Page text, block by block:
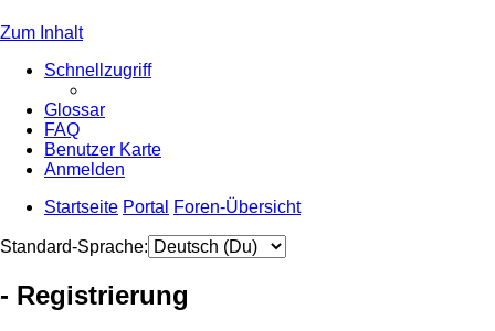
Zum Inhalt
Schnellzugriff
Glossar
FAQ
Benutzer Karte
Anmelden
Startseite Portal Foren-Übersicht
Standard-Sprache:
- Registrierung